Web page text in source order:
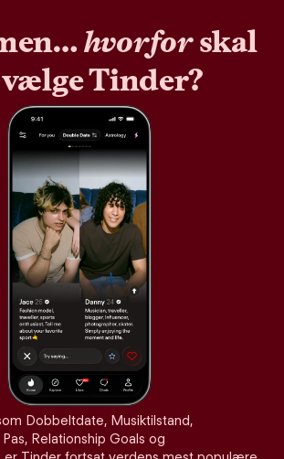
hvorforskal
vælge Tinder?
Dobbeltdate, Musiktilstand,
Relationship Goals og